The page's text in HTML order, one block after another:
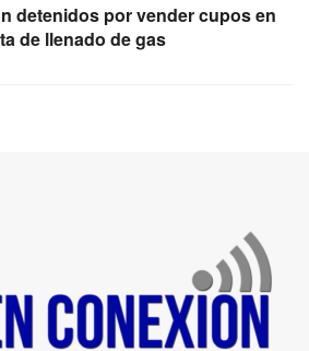
detenidos por vender cupos en
de llenado de gas